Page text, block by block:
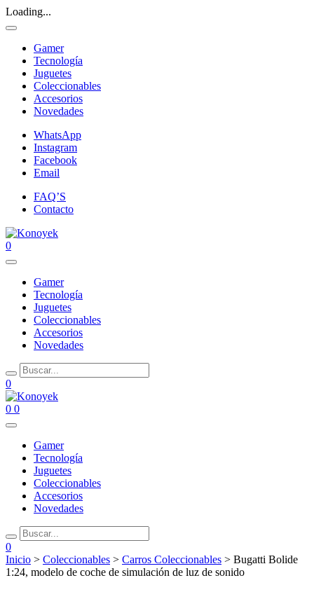
Loading...
Gamer
Tecnología
Juguetes
Coleccionables
Accesorios
Novedades
WhatsApp
Instagram
Facebook
Email
FAQ’S
Contacto
0
Gamer
Tecnología
Juguetes
Coleccionables
Accesorios
Novedades
0
0 0
Gamer
Tecnología
Juguetes
Coleccionables
Accesorios
Novedades
0
Inicio > Coleccionables > Carros Coleccionables > Bugatti Bolide
1:24, modelo de coche de simulación de luz de sonido